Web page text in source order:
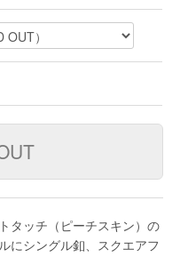
タッチ（ピーチスキン）の
にシングル釦、スクエアフ